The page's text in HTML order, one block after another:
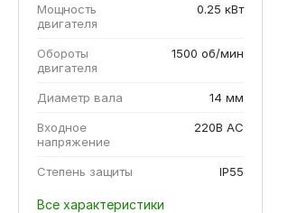
Мощность
двигателя
0.25 кВт
Обороты
двигателя
1500 об/мин
Диаметр вала 14 мм
Входное
напряжение
220В AC
Степень защиты IP55
Все характеристики